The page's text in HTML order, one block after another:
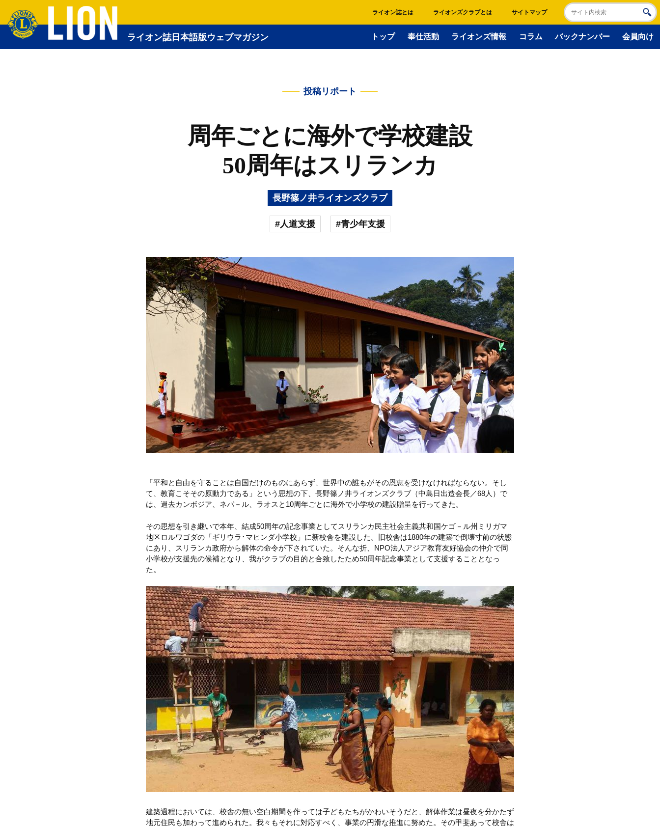
ライオン誌日本語版ウェブマガジン
ライオン誌とは ライオンズクラブとは サイトマップ
トップ 奉仕活動 ライオンズ情報 コラム バックナンバー 会員向け
投稿リポート
周年ごとに海外で学校建設
50周年はスリランカ
長野篠ノ井ライオンズクラブ
#人道支援 #青少年支援
「平和と自由を守ることは自国だけのものにあらず、世界中の誰もがその恩恵を受けなければならない。そし
て、教育こそその原動力である」という思想の下、長野篠ノ井ライオンズクラブ（中島日出造会長／68人）で
は、過去カンボジア、ネパ－ル、ラオスと10周年ごとに海外で小学校の建設贈呈を行ってきた。
その思想を引き継いで本年、結成50周年の記念事業としてスリランカ民主社会主義共和国ケゴ－ル州ミリガマ
地区ロルワゴダの「ギリウラ･マヒンダ小学校」に新校舎を建設した。旧校舎は1880年の建築で倒壊寸前の状態
にあり、スリランカ政府から解体の命令が下されていた。そんな折、NPO法人アジア教育友好協会の仲介で同
小学校が支援先の候補となり、我がクラブの目的と合致したため50周年記念事業として支援することとなっ
た。
建築過程においては、校舎の無い空白期間を作っては子どもたちがかわいそうだと、解体作業は昼夜を分かたず
地元住民も加わって進められた。我々もそれに対応すべく、事業の円滑な推進に努めた。その甲斐あって校舎は